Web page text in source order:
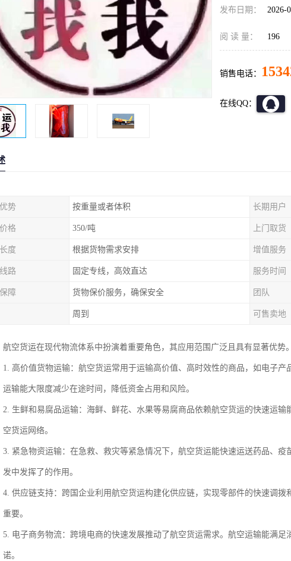
发布日期： 2026-
阅 读 量： 196
销售电话：
在线QQ：
势 按重量或者体积 长期用户
格 350/吨 上门取货
度 根据货物需求安排 增值服务
路 固定专线，高效直达 服务时间
障 货物保价服务，确保安全 团队
周到 可售卖地
航空货运在现代物流体系中扮演着重要角色，其应用范围广泛且具有显著优势
1. 高价值货物运输：航空货运常用于运输高价值、高时效性的商品，如电子
运输能大限度减少在途时间，降低资金占用和风险。
2. 生鲜和易腐品运输：海鲜、鲜花、水果等易腐商品依赖航空货运的快速运
空货运网络。
3. 紧急物资运输：在急救、救灾等紧急情况下，航空货运能快速运送药品、
发中发挥了的作用。
4. 供应链支持：跨国企业利用航空货运构建化供应链，实现零部件的快速调
重要。
5. 电子商务物流：跨境电商的快速发展推动了航空货运需求。航空运输能满
诺。